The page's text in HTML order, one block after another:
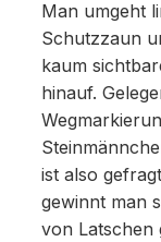
Man umgeht
Schutzzaun
kaum
hinauf.
ist also
gewinnt man
von Latschen